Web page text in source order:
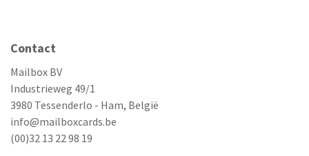
Contact
Mailbox BV
Industrieweg 49/1
3980 Tessenderlo - Ham, België
info@mailboxcards.be
(00)32 13 22 98 19